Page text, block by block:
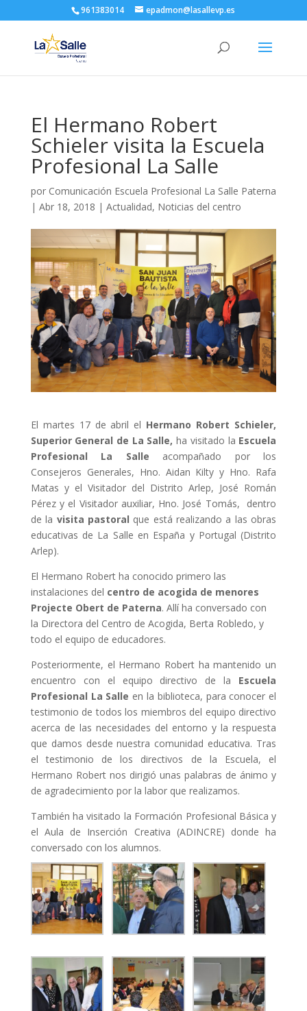
961383014 epadmon@lasallevp.es
El Hermano Robert
Schieler visita la Escuela
Profesional La Salle
por Comunicación Escuela Profesional La Salle Paterna
| Abr 18, 2018 | Actualidad, Noticias del centro
El martes 17 de abril el Hermano Robert Schieler,
Superior General de La Salle, ha visitado la Escuela
Profesional La Salle acompañado por los
Consejeros Generales, Hno. Aidan Kilty y Hno. Rafa
Matas y el Visitador del Distrito Arlep, José Román
Pérez y el Visitador auxiliar, Hno. José Tomás,
dentro
de la visita pastoral que está realizando a las obras
educativas de La Salle en España y Portugal (Distrito
Arlep).
El Hermano Robert ha conocido primero las
instalaciones del centro de acogida de menores
Projecte Obert de Paterna. Allí ha conversado con
la Directora del Centro de Acogida, Berta Robledo, y
todo el equipo de educadores.
Posteriormente, el Hermano Robert ha mantenido un
encuentro con el equipo directivo de la Escuela
Profesional La Salle en la biblioteca, para conocer el
testimonio de todos los miembros del equipo directivo
acerca de las necesidades del entorno y la respuesta
que damos desde nuestra comunidad educativa. Tras
el testimonio de los directivos de la Escuela, el
Hermano Robert nos dirigió unas palabras de ánimo y
de agradecimiento por la labor que realizamos.
También ha visitado la Formación Profesional Básica y
el Aula de Inserción Creativa (ADINCRE) donde ha
conversado con los alumnos.